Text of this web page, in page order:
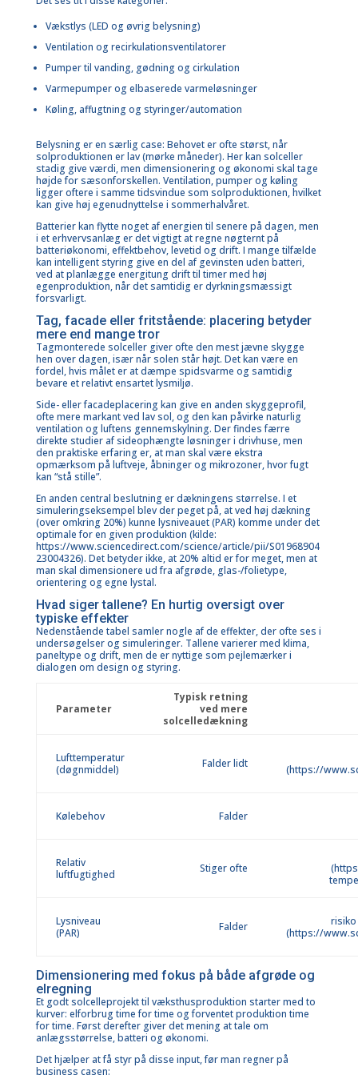
Vækstlys (LED og øvrig belysning)
Ventilation og recirkulationsventilatorer
Pumper til vanding, gødning og cirkulation
Varmepumper og elbaserede varmeløsninger
Køling, affugtning og styringer/automation
Belysning er en særlig case: Behovet er ofte størst, når
solproduktionen er lav (mørke måneder). Her kan solceller
stadig give værdi, men dimensionering og økonomi skal tage
højde for sæsonforskellen. Ventilation, pumper og køling
ligger oftere i samme tidsvindue som solproduktionen, hvilket
kan give høj egenudnyttelse i sommerhalvåret.
Batterier kan flytte noget af energien til senere på dagen, men
i et erhvervsanlæg er det vigtigt at regne nøgternt på
batteriøkonomi, effektbehov, levetid og drift. I mange tilfælde
kan intelligent styring give en del af gevinsten uden batteri,
ved at planlægge energitung drift til timer med høj
egenproduktion, når det samtidig er dyrkningsmæssigt
forsvarligt.
Tag, facade eller fritstående: placering betyder
mere end mange tror
Tagmonterede solcellergiver ofte den mest jævne skygge
hen over dagen, især når solen står højt. Det kan være en
fordel, hvis målet er at dæmpe spidsvarme og samtidig
bevare et relativt ensartet lysmiljø.
Side- eller facadeplacering kan give en anden skyggeprofil,
ofte mere markant ved lav sol, og den kan påvirke naturlig
ventilation og luftens gennemskylning. Der findes færre
direkte studier af sideophængte løsninger i drivhuse, men
den praktiske erfaring er, at man skal være ekstra
opmærksom på luftveje, åbninger og mikrozoner, hvor fugt
kan “stå stille”.
En anden central beslutning er dækningens størrelse. I et
simuleringseksempel blev der peget på, at ved høj dækning
(over omkring 20%) kunne lysniveauet (PAR) komme under det
optimale for en given produktion (kilde:
https://www.sciencedirect.com/science/article/pii/S01968904
23004326). Det betyder ikke, at 20% altid er for meget, men at
man skal dimensionere ud fra afgrøde, glas-/folietype,
orientering og egne lystal.
Hvad siger tallene? En hurtig oversigt over
typiske effekter
Nedenstående tabel samler nogle af de effekter, der ofte ses i
undersøgelser og simuleringer. Tallene varierer med klima,
paneltype og drift, men de er nyttige som pejlemærker i
dialogen om design og styring.
Parameter
Typisk retning
ved mere
solcelledækning
Lufttemperatur
(døgnmiddel)
Falder lidt (https://
Kølebehov Falder
Relativ
luftfugtighed
Stiger ofte (
Lysniveau
(PAR)
Falder
risiko
(https://
Dimensionering med fokus på både afgrøde og
elregning
Et godt solcelleprojekt til væksthusproduktion starter med to
kurver: elforbrug time for time og forventet produktion time
for time. Først derefter giver det mening at tale om
anlægsstørrelse, batteri og økonomi.
Det hjælper at få styr på disse input, før man regner på
business casen: